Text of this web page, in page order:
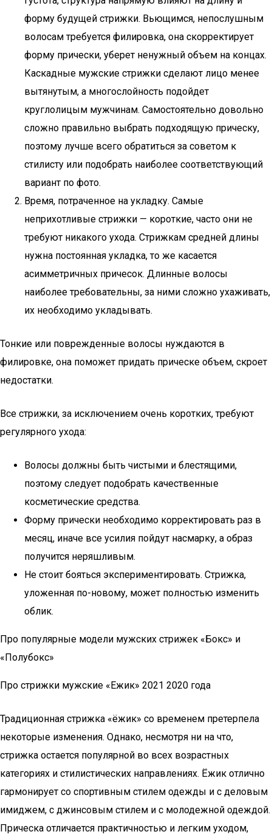
форму будущей стрижки. Вьющимся, непослушным
волосам требуется филировка, она скорректирует
форму прически, уберет ненужный объем на концах.
Каскадные мужские стрижки сделают лицо менее
вытянутым, а многослойность подойдет
круглолицым мужчинам. Самостоятельно довольно
сложно правильно выбрать подходящую прическу,
поэтому лучше всего обратиться за советом к
стилисту или подобрать наиболее соответствующий
вариант по фото.
Время, потраченное на укладку. Самые
неприхотливые стрижки — короткие, часто они не
требуют никакого ухода. Стрижкам средней длины
нужна постоянная укладка, то же касается
асимметричных причесок. Длинные волосы
наиболее требовательны, за ними сложно ухаживать,
их необходимо укладывать.
Тонкие или поврежденные волосы нуждаются в
филировке, она поможет придать прическе объем, скроет
недостатки.
Все стрижки, за исключением очень коротких, требуют
регулярного ухода:
Волосы должны быть чистыми и блестящими,
поэтому следует подобрать качественные
косметические средства.
Форму прически необходимо корректировать раз в
месяц, иначе все усилия пойдут насмарку, а образ
получится неряшливым.
Не стоит бояться экспериментировать. Стрижка,
уложенная по-новому, может полностью изменить
облик.
Про популярные модели мужских стрижек «Бокс» и
«Полубокс»
Про стрижки мужские «Ежик» 2021 2020 года
Традиционная стрижка «ёжик» со временем претерпела
некоторые изменения. Однако, несмотря ни на что,
стрижка остается популярной во всех возрастных
категориях и стилистических направлениях. Ёжик отлично
гармонирует со спортивным стилем одежды и с деловым
имиджем, с джинсовым стилем и с молодежной одеждой.
Прическа отличается практичностью и легким уходом,